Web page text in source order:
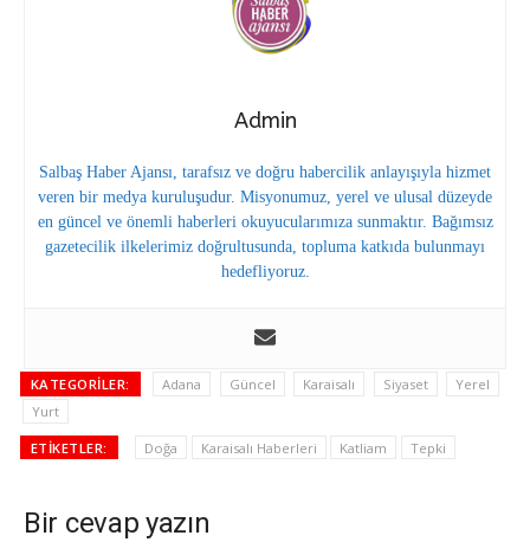
Admin
Salbaş Haber Ajansı, tarafsız ve doğru habercilik anlayışıyla hizmet
veren bir medya kuruluşudur. Misyonumuz, yerel ve ulusal düzeyde
en güncel ve önemli haberleri okuyucularımıza sunmaktır. Bağımsız
gazetecilik ilkelerimiz doğrultusunda, topluma katkıda bulunmayı
hedefliyoruz.
KATEGORILER: Adana Güncel Karaisalı Siyaset
Yerel
Yurt
ETIKETLER: Doğa Karaisalı Haberleri Katliam Tepki
Bir cevap yazın